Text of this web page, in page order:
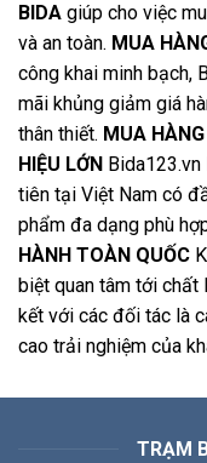
BIDA giúp cho việc
và an toàn. MUA
công khai minh bạch,
mãi khủng giảm giá
thân thiết. MUA
HIỆU LỚN
tiên tại Việt Nam có
phẩm đa dạng phù
HÀNH TOÀN QUỐC
biệt quan tâm tới
kết với các đối tác là
cao trải nghiệm của
TRẠM